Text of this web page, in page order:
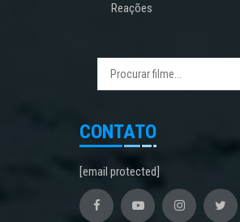
Reações
CONTATO
[email protected]